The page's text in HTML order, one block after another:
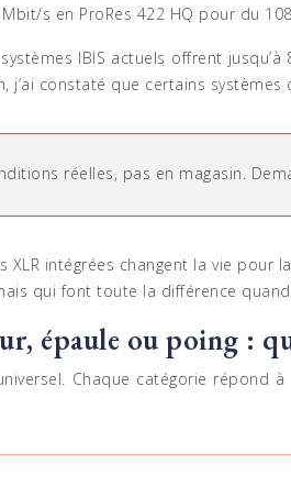
s en ProRes 422 HQ pour du
IBIS actuels offrent
constaté que certains
réelles, pas en magasin.
intégrées changent la vie
qui font toute la différence
épaule ou poing :
Chaque catégorie